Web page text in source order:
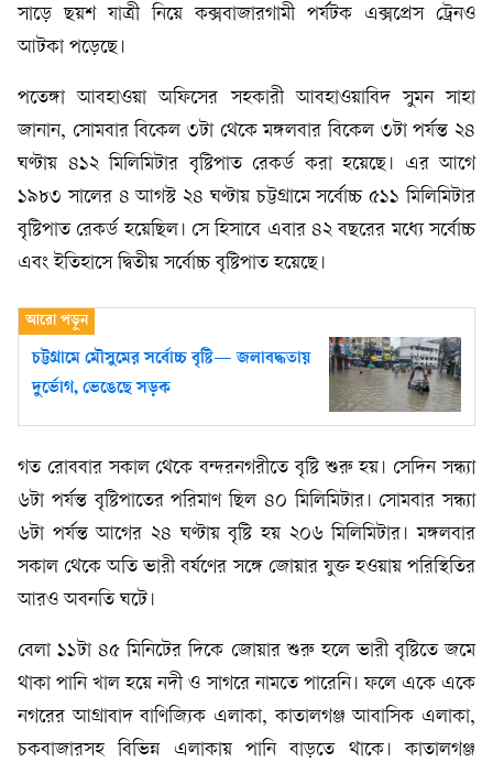
সাড়ে ছয়শ যাত্রী নিয়ে কক্সবাজারগামী পর্যটক এক্সপ্রেস ট্রেনও
আটকা পড়েছে।
পতেঙ্গা আবহাওয়া অফিসের সহকারী আবহাওয়াবিদ সুমন সাহা
জানান, সোমবার বিকেল ৩টা থেকে মঙ্গলবার বিকেল ৩টা পর্যন্ত ২৪
ঘণ্টায় ৪১২ মিলিমিটার বৃষ্টিপাত রেকর্ড করা হয়েছে। এর আগে
১৯৮৩ সালের ৪ আগস্ট ২৪ ঘণ্টায় চট্টগ্রামে সর্বোচ্চ ৫১১ মিলিমিটার
বৃষ্টিপাত রেকর্ড হয়েছিল। সে হিসাবে এবার ৪২ বছরের মধ্যে সর্বোচ্চ
এবং ইতিহাসে দ্বিতীয় সর্বোচ্চ বৃষ্টিপাত হয়েছে।
চট্টগ্রামে মৌসুমের সর্বোচ্চ বৃষ্টি— জলাবদ্ধতায়
দুর্ভোগ, ভেঙেছে সড়ক
গত রোববার সকাল থেকে বন্দরনগরীতে বৃষ্টি শুরু হয়। সেদিন সন্ধ্যা
৬টা পর্যন্ত বৃষ্টিপাতের পরিমাণ ছিল ৪০ মিলিমিটার। সোমবার সন্ধ্যা
৬টা পর্যন্ত আগের ২৪ ঘণ্টায় বৃষ্টি হয় ২০৬ মিলিমিটার। মঙ্গলবার
সকাল থেকে অতি ভারী বর্ষণের সঙ্গে জোয়ার যুক্ত হওয়ায় পরিস্থিতির
আরও অবনতি ঘটে।
বেলা ১১টা ৪৫ মিনিটের দিকে জোয়ার শুরু হলে ভারী বৃষ্টিতে জমে
থাকা পানি খাল হয়ে নদী ও সাগরে নামতে পারেনি। ফলে একে একে
নগরের আগ্রাবাদ বাণিজ্যিক এলাকা, কাতালগঞ্জ আবাসিক এলাকা,
চকবাজারসহ বিভিন্ন এলাকায় পানি বাড়তে থাকে। কাতালগঞ্জ